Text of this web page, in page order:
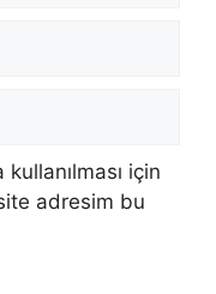
için
adresim bu